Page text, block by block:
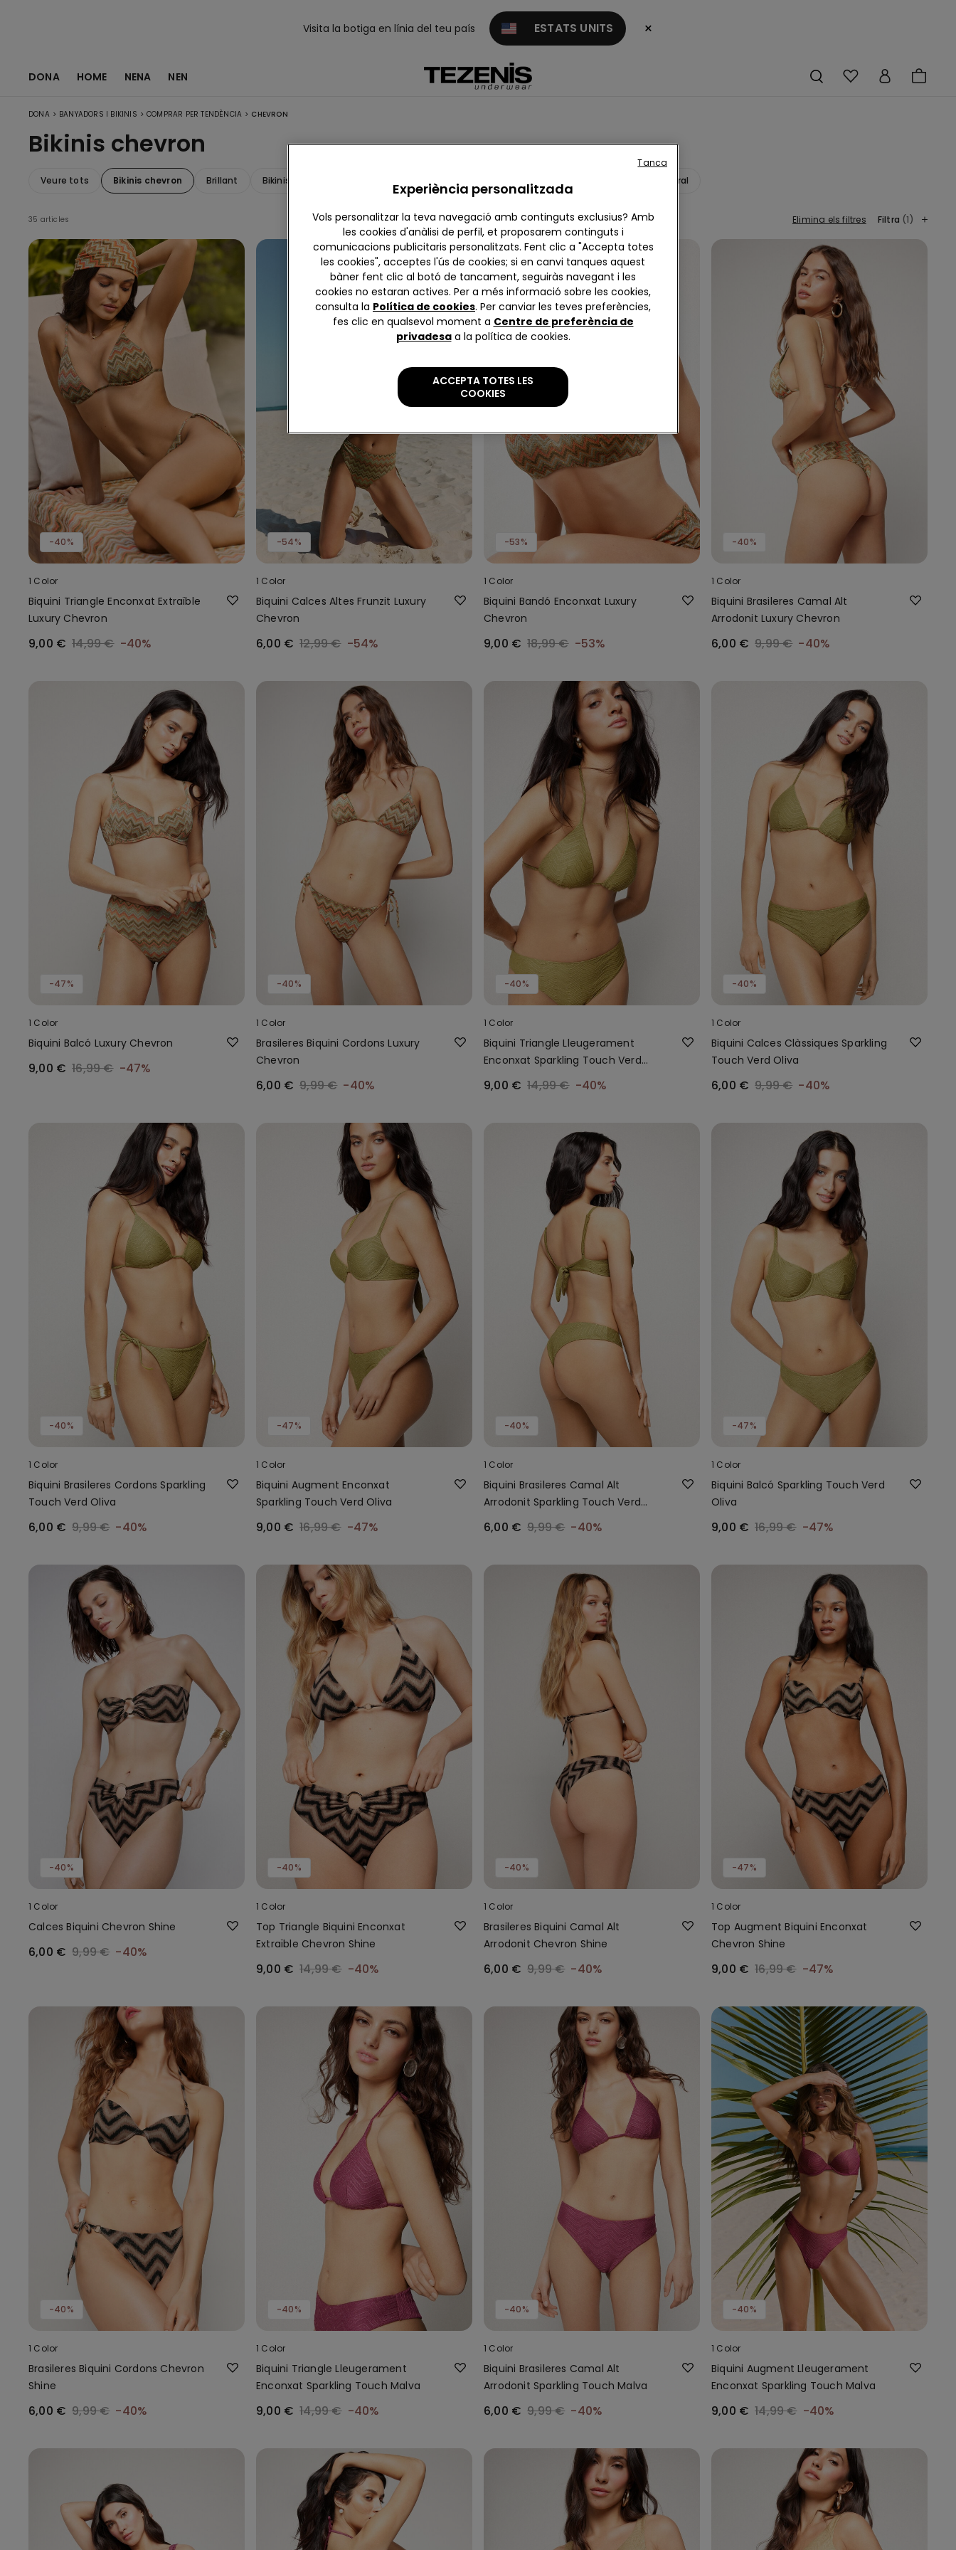
Visita la botiga en línia del teu país ESTATS UNITS ×
DONA HOME NENA NEN
DONA > BANYADORS I BIKINIS > COMPRAR PER TENDÈNCIA > CHEVRON
Bikinis chevron
Veure tots Bikinis chevron Brillant Bikinis de ratlles Canalé Floral
35 articles Elimina els filtres Filtra (1)
-40%
1 Color
Biquini Triangle Enconxat Extraïble
Luxury Chevron
9,00 € 14,99 € -40%
-54%
1 Color
Biquini Calces Altes Frunzit Luxury
Chevron
6,00 € 12,99 € -54%
-53%
1 Color
Biquini Bandó Enconxat Luxury
Chevron
9,00 € 18,99 € -53%
-40%
1 Color
Biquini Brasileres Camal Alt
Arrodonit Luxury Chevron
6,00 € 9,99 € -40%
-47%
1 Color
Biquini Balcó Luxury Chevron
9,00 € 16,99 € -47%
-40%
1 Color
Brasileres Biquini Cordons Luxury
Chevron
6,00 € 9,99 € -40%
-40%
1 Color
Biquini Triangle Lleugerament
Enconxat Sparkling Touch Verd
9,00 € 14,99 € -40%
-40%
1 Color
Biquini Calces Clàssiques Sparkling
Touch Verd Oliva
6,00 € 9,99 € -40%
-40%
1 Color
Biquini Brasileres Cordons Sparkling
Touch Verd Oliva
6,00 € 9,99 € -40%
-47%
1 Color
Biquini Augment Enconxat
Sparkling Touch Verd Oliva
9,00 € 16,99 € -47%
-40%
1 Color
Biquini Brasileres Camal Alt
Arrodonit Sparkling Touch Verd
6,00 € 9,99 € -40%
-47%
1 Color
Biquini Balcó Sparkling Touch Verd
Oliva
9,00 € 16,99 € -47%
-40%
1 Color
Calces Biquini Chevron Shine
6,00 € 9,99 € -40%
-40%
1 Color
Top Triangle Biquini Enconxat
Extraïble Chevron Shine
9,00 € 14,99 € -40%
-40%
1 Color
Brasileres Biquini Camal Alt
Arrodonit Chevron Shine
6,00 € 9,99 € -40%
-47%
1 Color
Top Augment Biquini Enconxat
Chevron Shine
9,00 € 16,99 € -47%
-40%
1 Color
Brasileres Biquini Cordons Chevron
Shine
6,00 € 9,99 € -40%
-40%
1 Color
Biquini Triangle Lleugerament
Enconxat Sparkling Touch Malva
9,00 € 14,99 € -40%
-40%
1 Color
Biquini Brasileres Camal Alt
Arrodonit Sparkling Touch Malva
6,00 € 9,99 € -40%
-40%
1 Color
Biquini Augment Lleugerament
Enconxat Sparkling Touch Malva
9,00 € 14,99 € -40%
Experiència personalitzada
Vols personalitzar la teva navegació amb continguts exclusius? Amb
les cookies d'anàlisi de perfil, et proposarem continguts i
comunicacions publicitaris personalitzats. Fent clic a "Accepta totes
les cookies", acceptes l'ús de cookies; si en canvi tanques aquest
bàner fent clic al botó de tancament, seguiràs navegant i les
cookies no estaran actives. Per a més informació sobre les cookies,
consulta la Política de cookies. Per canviar les teves preferències,
fes clic en qualsevol moment a Centre de preferència de
privadesaa la política de cookies.
ACCEPTA TOTES LES
COOKIES
Tanca